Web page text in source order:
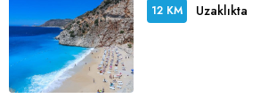
12 KM Uzaklıkta